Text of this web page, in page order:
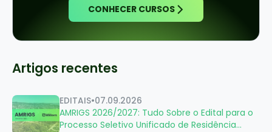
Artigos recentes
EDITAIS•07.09.2026
AMRIGS 2026/2027: Tudo Sobre o Edital para o
Processo Seletivo Unificado de Residência
CONHECER CURSOS